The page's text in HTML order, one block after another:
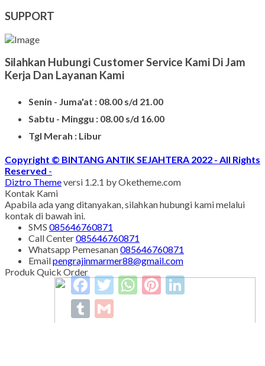
Kijing Makam Marmer Termurah
Harg Nisan Marmer Kotak
SUPPORT
Silahkan Hubungi Customer Service Kami Di Jam
Kerja Dan Layanan Kami
Senin - Juma'at : 08.00 s/d 21.00
Sabtu - Minggu : 08.00 s/d 16.00
Tgl Merah : Libur
Copyright © BINTANG ANTIK SEJAHTERA 2022 - All Rights
Reserved -
Diztro Themeversi 1.2.1 by Oketheme.com
Facebook
TwitterWhatsApp
PinterestLinkedIn
Tumblr
Kontak Kami
Apabila ada yang ditanyakan, silahkan hubungi kami melalui
kontak di bawah ini.
085646760871
Call Center085646760871
Pemesanan
pengrajinmarmer88@gmail.com